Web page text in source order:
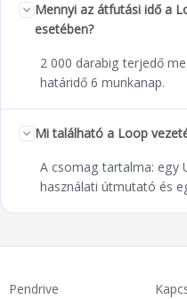
Mennyi az átfutási idő a
esetében?
2 000 darabig terjedő
határidő 6 munkanap.
Mi található a Loop
A csomag tartalma: egy
használati útmutató és
Pendrive